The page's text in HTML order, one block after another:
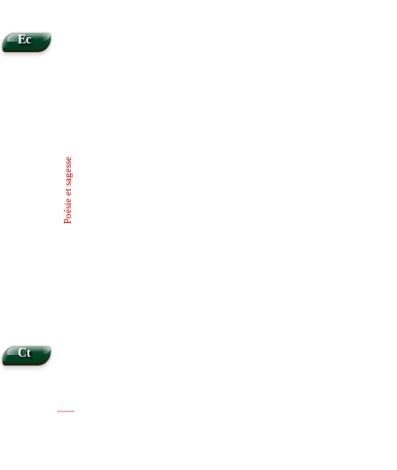
Ec
Ct
Poésie et sagesse
|
|